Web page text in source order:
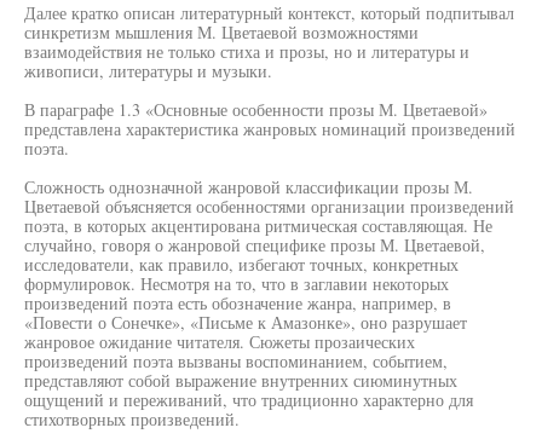
Далее кратко описан литературный контекст, который подпитывал
синкретизм мышления М. Цветаевой возможностями
взаимодействия не только стиха и прозы, но и литературы и
живописи, литературы и музыки.
В параграфе 1.3 «Основные особенности прозы М. Цветаевой»
представлена характеристика жанровых номинаций произведений
поэта.
Сложность однозначной жанровой классификации прозы М.
Цветаевой объясняется особенностями организации произведений
поэта, в которых акцентирована ритмическая составляющая. Не
случайно, говоря о жанровой специфике прозы М. Цветаевой,
исследователи, как правило, избегают точных, конкретных
формулировок. Несмотря на то, что в заглавии некоторых
произведений поэта есть обозначение жанра, например, в
«Повести о Сонечке», «Письме к Амазонке», оно разрушает
жанровое ожидание читателя. Сюжеты прозаических
произведений поэта вызваны воспоминанием, событием,
представляют собой выражение внутренних сиюминутных
ощущений и переживаний, что традиционно характерно для
стихотворных произведений.